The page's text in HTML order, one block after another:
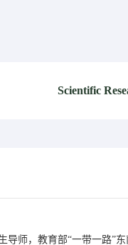
Scientific
导师，教育部“一带一路”